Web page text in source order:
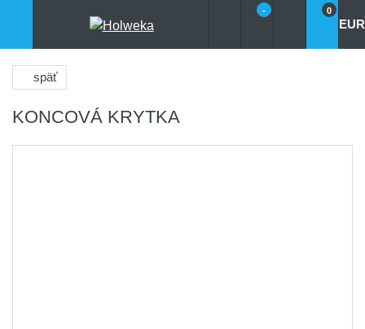
- 0
EUR
späť
KONCOVÁ KRYTKA